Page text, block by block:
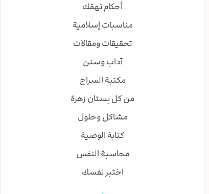
أحكام تهمّك
مناسبات إسلامية
تحقيقات ومقالات
آداب وسنن
مكتبة السراج
من كل بستان زهرة
مشاكل وحلول
كتابة الوصية
محاسبة النفس
اختبر نفسك